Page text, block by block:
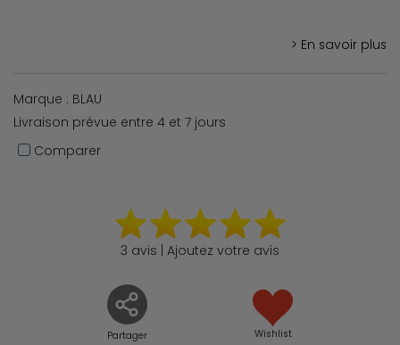
> En savoir plus
Marque : BLAU
Livraison prévue entre 4 et 7 jours
Comparer
Partager
3 avis | Ajoutez votre avis
Wishlist